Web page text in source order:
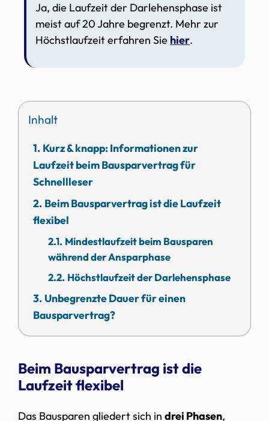
Ja, die Laufzeit der Darlehensphase ist
meist auf 20 Jahre begrenzt. Mehr zur
Höchstlaufzeit erfahren Sie hier.
Inhalt
Kurz & knapp: Informationen zur
Laufzeit beim Bausparvertrag für
Schnellleser
Beim Bausparvertrag ist die Laufzeit
flexibel
Mindestlaufzeit beim Bausparen
während der Ansparphase
Höchstlaufzeit der Darlehensphase
Unbegrenzte Dauer für einen
Bausparvertrag?
Beim Bausparvertrag ist die
Laufzeit flexibel
Das Bausparen gliedert sich in drei Phasen,